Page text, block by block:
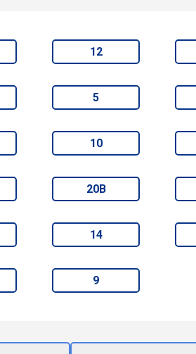
12
5
10
20В
14
9